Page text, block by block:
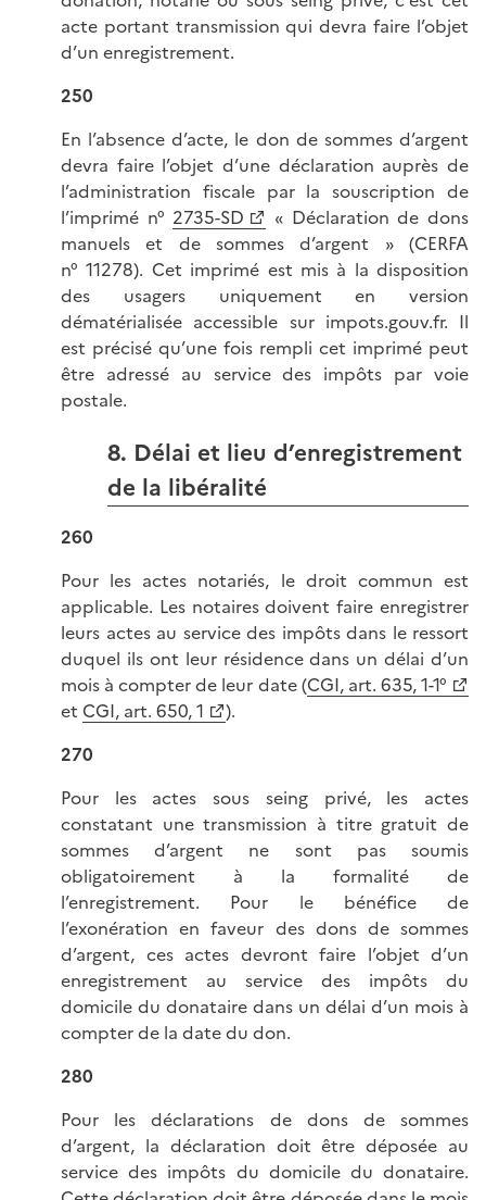
acte portant transmission qui devra faire l’objet
d’un enregistrement.
250
En l’absence d’acte, le don de sommes d’argent
devra faire l’objet d’une déclaration auprès de
l’administration fiscale par la souscription de
l’imprimé n° 2735-SD
« Déclaration de dons
manuels et de sommes d’argent » (CERFA
n° 11278). Cet imprimé est mis à la disposition
des usagers uniquement en version
dématérialisée accessible sur impots.gouv.fr. Il
est précisé qu’une fois rempli cet imprimé peut
être adressé au service des impôts par voie
postale.
8. Délai et lieu d’enregistrement
de la libéralité
260
Pour les actes notariés, le droit commun est
applicable. Les notaires doivent faire enregistrer
leurs actes au service des impôts dans le ressort
duquel ils ont leur résidence dans un délai d’un
mois à compter de leur date (CGI, art. 635, 1-1°
et CGI, art. 650, 1
).
270
Pour les actes sous seing privé, les actes
constatant une transmission à titre gratuit de
sommes d’argent ne sont pas soumis
obligatoirement à la formalité de
l’enregistrement. Pour le bénéfice de
l’exonération en faveur des dons de sommes
d’argent, ces actes devront faire l’objet d’un
enregistrement au service des impôts du
domicile du donataire dans un délai d’un mois à
compter de la date du don.
280
Pour les déclarations de dons de sommes
d’argent, la déclaration doit être déposée au
service des impôts du domicile du donataire.